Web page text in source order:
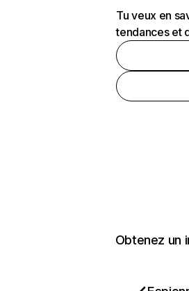
Tu veux en
tendances et
Obtenez un